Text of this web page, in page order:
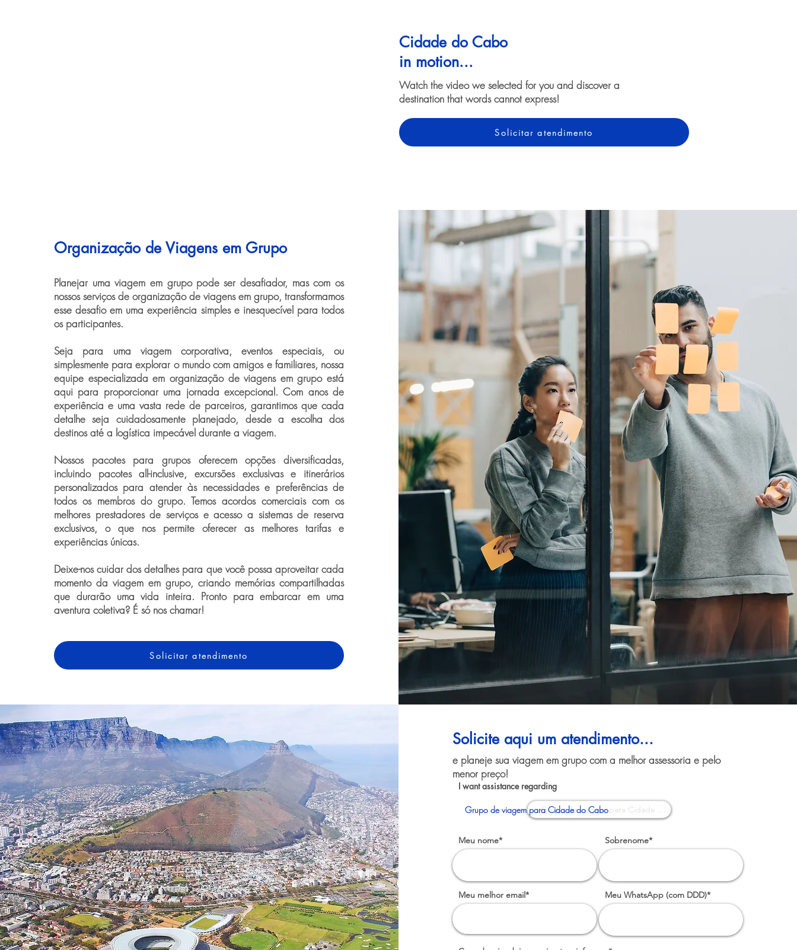
Cidade do Cabo
in motion...
Watch the video we selected for you and discover a
destination that words cannot express!
Solicitar atendimento
Organização de Viagens em Grupo
Planejar uma viagem em grupo pode ser desafiador, mas com os
nossos serviços de organização de viagens em grupo, transformamos
esse desafio em uma experiência simples e inesquecível para todos
os participantes.
Seja para uma viagem corporativa, eventos especiais, ou
simplesmente para explorar o mundo com amigos e familiares, nossa
equipe especializada em organização de viagens em grupo está
aqui para proporcionar uma jornada excepcional. Com anos de
experiência e uma vasta rede de parceiros, garantimos que cada
detalhe seja cuidadosamente planejado, desde a escolha dos
destinos até a logística impecável durante a viagem.
Nossos pacotes para grupos oferecem opções diversificadas,
incluindo pacotes all-inclusive, excursões exclusivas e itinerários
personalizados para atender às necessidades e preferências de
todos os membros do grupo. Temos acordos comerciais com os
melhores prestadores de serviços e acesso a sistemas de reserva
exclusivos, o que nos permite oferecer as melhores tarifas e
experiências únicas.
Deixe-nos cuidar dos detalhes para que você possa aproveitar cada
momento da viagem em grupo, criando memórias compartilhadas
que durarão uma vida inteira. Pronto para embarcar em uma
aventura coletiva? É só nos chamar!
Solicitar atendimento
Solicite aqui um atendimento...
e planeje sua viagem em grupo com a melhor assessoria e pelo
menor preço!
I want assistance regarding
Grupo de viagem para Cidade do Cabo
Meu nome* Sobrenome*
Meu melhor email* Meu WhatsApp (com DDD)*